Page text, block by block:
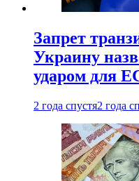
Запрет
Украину
ударом для
2 года спустя2 года